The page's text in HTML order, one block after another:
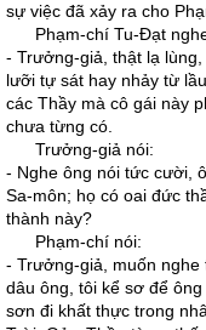
sự việc đã xảy ra cho
Phạm-chí Tu-Đạt
- Trưởng-giả, thật lạ
lưỡi tự sát hay nhảy từ
các Thầy mà cô gái này
chưa từng có.
Trưởng-giả nói:
- Nghe ông nói tức cười,
Sa-môn; họ có oai đức
thành này?
Phạm-chí nói:
- Trưởng-giả, muốn nghe
dâu ông, tôi kể sơ để
sơn đi khất thực trong